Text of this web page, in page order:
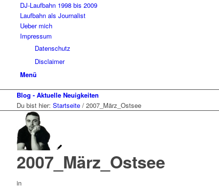
DJ-Laufbahn 1998 bis 2009
Laufbahn als Journalist
Ueber mich
Impressum
Datenschutz
Disclaimer
Menü
Blog - Aktuelle Neuigkeiten
Du bist hier: Startseite / 2007_März_Ostsee
2007_März_Ostsee
in